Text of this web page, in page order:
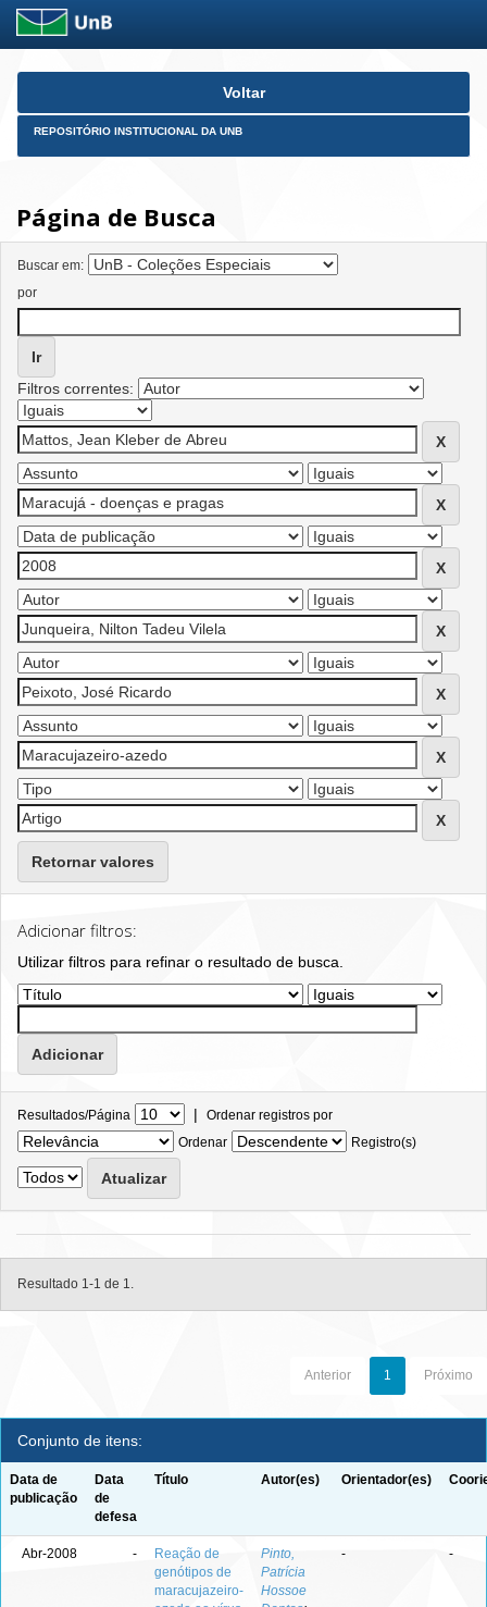
Skip
Voltar
REPOSITÓRIO INSTITUCIONAL DA UNB
Página de Busca
Buscar em:
por
Filtros correntes:
Retornar valores
Adicionar filtros:
Utilizar filtros para refinar o resultado de busca.
Resultados/Página | Ordenar registros por
Ordenar
Registro(s)
Resultado 1-1 de 1.
Anterior 1 Próximo
Conjunto de itens:
Data de
publicação
Data
de
defesa
Título Autor(es) Orientador(es)
Abr-2008 -
Reação de
genótipos de
maracujazeiro-
Pinto,
Patrícia
Hossoe
- -